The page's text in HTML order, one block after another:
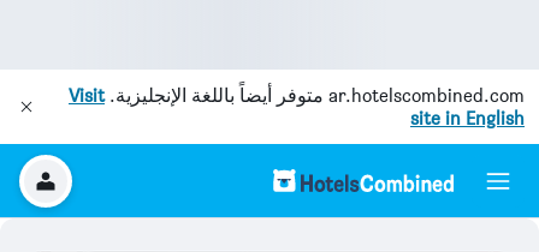
ar.hotelscombined.com متوفر أيضاً باللغة الإنجليزية.Visit
site in English